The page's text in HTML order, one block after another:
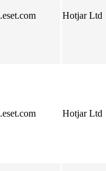
.eset.com Hotjar Ltd
.eset.com Hotjar Ltd